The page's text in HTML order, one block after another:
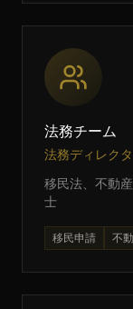
法務チーム
法務ディレク
移民法、不動
士
移民申請 不